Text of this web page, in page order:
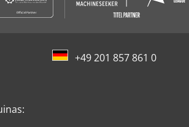
+49 201 857 861 0